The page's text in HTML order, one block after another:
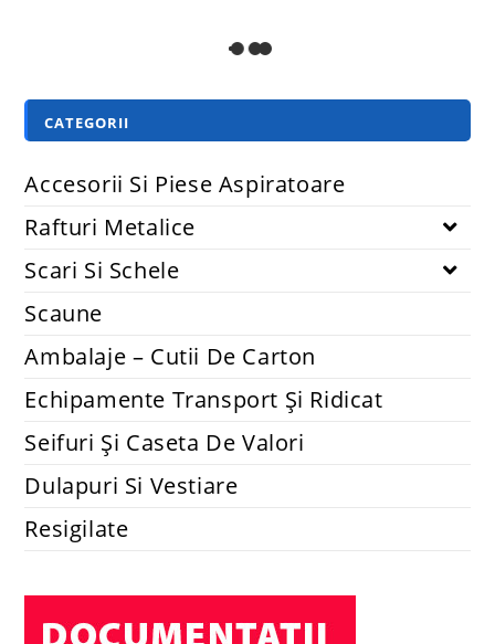
Set 2 lavete mopuri compatibile cu robot Xiaomi Mi Robot